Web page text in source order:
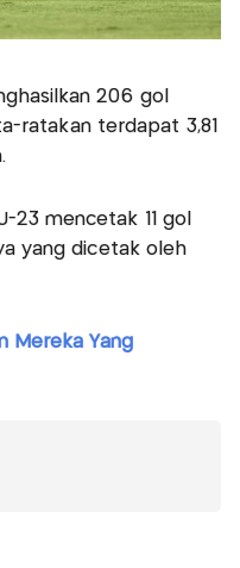
206 gol
ratakan terdapat 3,81
23 mencetak 11 gol
yang dicetak oleh
Mereka Yang